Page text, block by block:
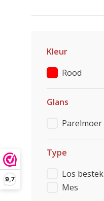
9,7
Kleur
Rood
Glans
Parelmoer
Type
Los bestek
Mes